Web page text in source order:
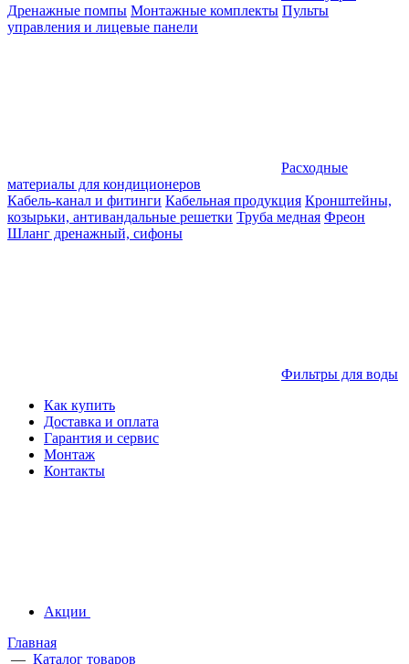
Дренажные помпы Монтажные комплекты Пульты
управления и лицевые панели
Расходные
материалы для кондиционеров
Кабель-канал и фитинги Кабельная продукция Кронштейны,
козырьки, антивандальные решетки Труба медная Фреон
Шланг дренажный, сифоны
Фильтры для воды
Как купить
Доставка и оплата
Гарантия и сервис
Монтаж
Контакты
Акции
Главная
— Каталог товаров